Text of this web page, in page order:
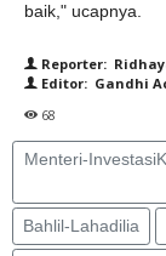
baik," ucapnya.
Reporter:
Editor: Gandhi
68
Menteri-
Bahlil-Lahadilia